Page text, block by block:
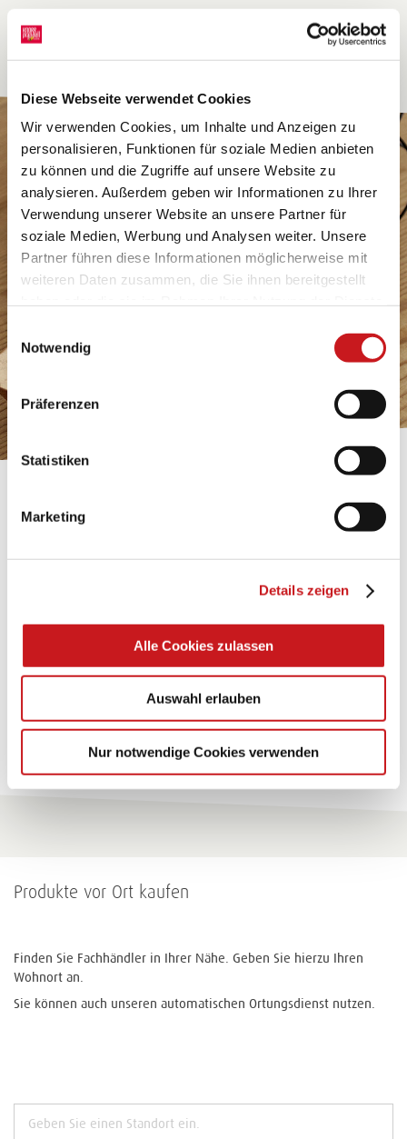
Diese Webseite verwendet Cookies
Wir verwenden Cookies, um Inhalte und Anzeigen zu
personalisieren, Funktionen für soziale Medien anbieten
zu können und die Zugriffe auf unsere Website zu
analysieren. Außerdem geben wir Informationen zu Ihrer
Verwendung unserer Website an unsere Partner für
soziale Medien, Werbung und Analysen weiter. Unsere
Partner führen diese Informationen möglicherweise mit
weiteren Daten zusammen, die Sie ihnen bereitgestellt
Datenschutzhinweisen
mehr darüber, wer wir sind, wie
personenbezogene Daten verarbeiten. Hier geht’s zum
Impressum.
Einwilligungsauswahl
Notwendig
Präferenzen
Statistiken
Marketing
Details zeigen
Alle Cookies zulassen
Auswahl erlauben
Nur notwendige Cookies verwenden
bekleben, bemalen, falten... und für viele
Zum Tipp
Zu allen Tipps
Produkte vor Ort kaufen
Finden Sie Fachhändler in Ihrer Nähe. Geben Sie hierzu Ihren
Wohnort an.
Sie können auch unseren automatischen Ortungsdienst nutzen.